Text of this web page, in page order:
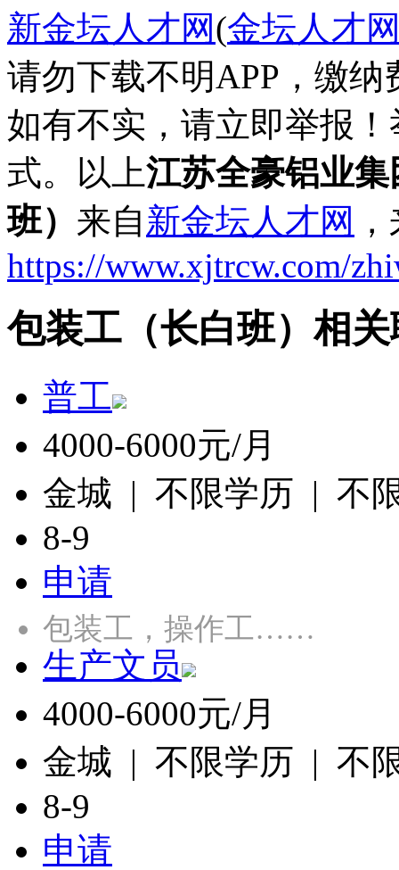
新金坛人才网(金坛人才
请勿下载不明APP，缴
如有不实，请立即举报
式。以上江苏全豪铝业
班） 来自新金坛人才网
https://www.xjtrcw.com/
包装工（长白班）相
普工
4000-6000元/月
金城 | 不限学历 | 不
8-9
申请
包装工，操作工……
生产文员
4000-6000元/月
金城 | 不限学历 | 不
8-9
申请